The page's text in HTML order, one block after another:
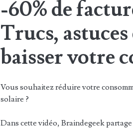
-60% de
Trucs,
baisser votre
Vous souhaitez réduire votre
solaire ?
Dans cette vidéo, Braindegeek